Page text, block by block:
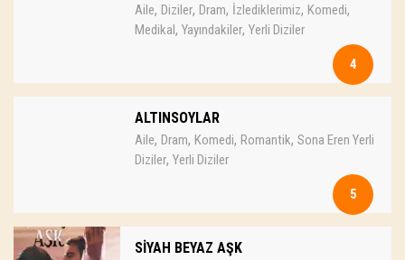
Aile, Diziler, Dram, İzlediklerimiz, Komedi,
Medikal, Yayındakiler, Yerli Diziler
4
ALTINSOYLAR
Aile, Dram, Komedi, Romantik, Sona Eren Yerli
Diziler, Yerli Diziler
5
SİYAH BEYAZ AŞK